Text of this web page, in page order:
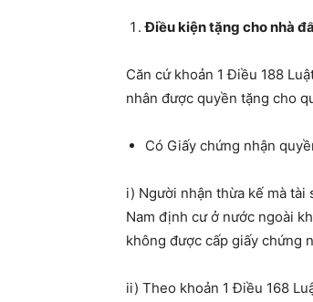
Điều kiện tặng cho nhà
Căn cứ khoản 1 Điều 188
nhân được quyền tặng cho
Có Giấy chứng nhận
i) Người nhận thừa kế mà
Nam định cư ở nước ngoài
không được cấp giấy chứng
ii) Theo khoản 1 Điều 168